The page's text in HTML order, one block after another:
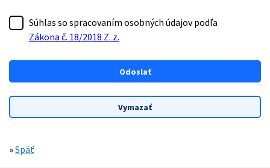
Súhlas so spracovaním osobných údajov podľa
Zákona č. 18/2018 Z. z.
»Späť